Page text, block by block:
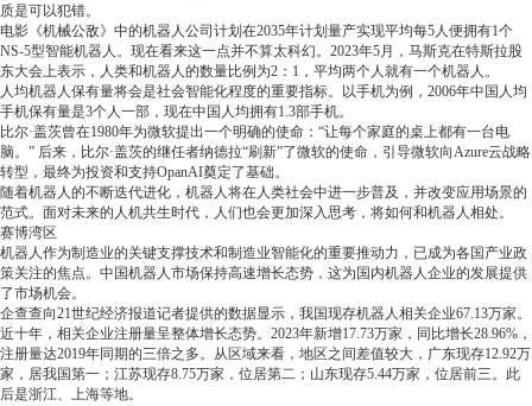
质是可以犯错。
电影《机械公敌》中的机器人公司计划在2035年计划量产实现平均每5人便拥有1个
NS-5型智能机器人。现在看来这一点并不算太科幻。2023年5月，马斯克在特斯拉股
东大会上表示，人类和机器人的数量比例为2：1，平均两个人就有一个机器人。
人均机器人保有量将会是社会智能化程度的重要指标。以手机为例，2006年中国人均
手机保有量是3个人一部，现在中国人均拥有1.3部手机。
比尔·盖茨曾在1980年为微软提出一个明确的使命：“让每个家庭的桌上都有一台电
脑。” 后来，比尔·盖茨的继任者纳德拉“刷新”了微软的使命，引导微软向Azure云战略
转型，最终为投资和支持OpanAI奠定了基础。
随着机器人的不断迭代进化，机器人将在人类社会中进一步普及，并改变应用场景的
范式。面对未来的人机共生时代，人们也会更加深入思考，将如何和机器人相处。
赛博湾区
机器人作为制造业的关键支撑技术和制造业智能化的重要推动力，已成为各国产业政
策关注的焦点。中国机器人市场保持高速增长态势，这为国内机器人企业的发展提供
了市场机会。
企查查向21世纪经济报道记者提供的数据显示，我国现存机器人相关企业67.13万家。
近十年，相关企业注册量呈整体增长态势。2023年新增17.73万家，同比增长28.96%，
注册量达2019年同期的三倍之多。从区域来看，地区之间差值较大，广东现存12.92万
家，居我国第一；江苏现存8.75万家，位居第二；山东现存5.44万家，位居前三。此
后是浙江、上海等地。